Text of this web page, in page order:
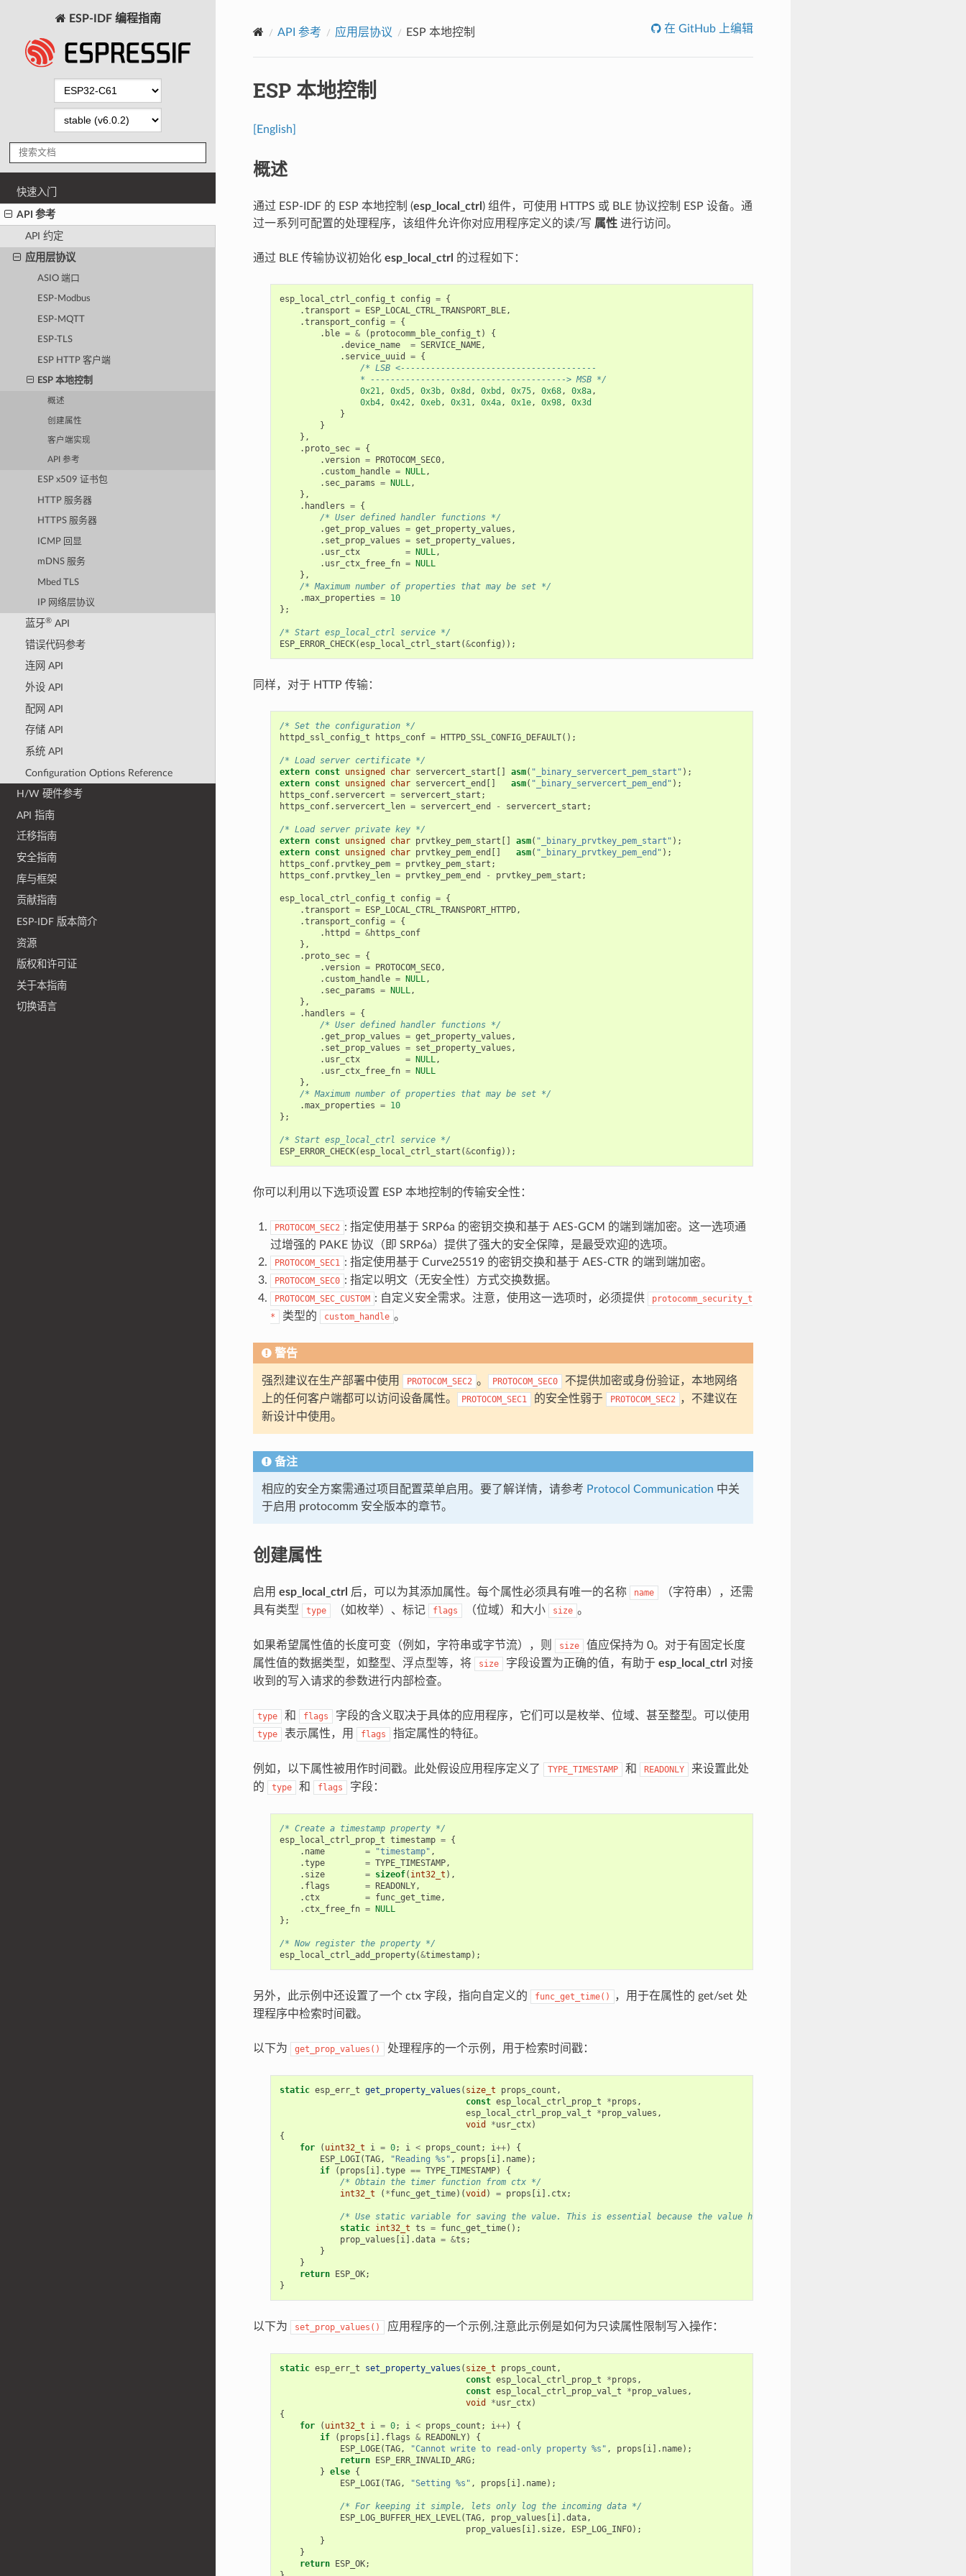
ESP-IDF 编程指南
快速入门
API 参考
API 约定
应用层协议
ASIO 端口
ESP-Modbus
ESP-MQTT
ESP-TLS
ESP HTTP 客户端
ESP 本地控制
概述
创建属性
客户端实现
API 参考
ESP x509 证书包
HTTP 服务器
HTTPS 服务器
ICMP 回显
mDNS 服务
Mbed TLS
IP 网络层协议
蓝牙®API
错误代码参考
连网 API
外设 API
配网 API
存储 API
系统 API
Configuration Options Reference
H/W 硬件参考
API 指南
迁移指南
安全指南
库与框架
贡献指南
ESP-IDF 版本简介
资源
版权和许可证
关于本指南
切换语言
API 参考 应用层协议 ESP 本地控制 在 GitHub 上编辑
ESP 本地控制
[English]
概述
通过 ESP-IDF 的 ESP 本地控制 (esp_local_ctrl ) 组件，可使用 HTTPS 或 BLE 协议控制 ESP 设备。通
过一系列可配置的处理程序，该组件允许你对应用程序定义的读/写 属性进行访问。
通过 BLE 传输协议初始化 esp_local_ctrl 的过程如下：
esp_local_ctrl_config_t config = {
.transport = ESP_LOCAL_CTRL_TRANSPORT_BLE,
.transport_config = {
. ble = & ( protocomm_ble_config_t )
{
.device_name = SERVICE_NAME,
. service_uuid = {
/* LSB <---------------------------------------
                * ---------------------------------------> MSB */
0x21, 0xd5, 0x3b, 0x8d , 0xbd , 0x75, 0x68, 0x8a,
0xb4, 0x42, 0xeb, 0x31, 0x4a, 0x1e, 0x98,
0x3d
}
}
},
. proto_sec = {
.version = PROTOCOM_SEC0,
. custom_handle = NULL,
. sec_params = NULL,
},
. handlers = {
/* User defined handler functions */
.get_prop_values = get_property_values ,
. set_prop_values = set_property_values ,
. usr_ctx = NULL,
. usr_ctx_free_fn = NULL
},
/* Maximum number of properties that may be set */
.max_properties = 10
};
/* Start esp_local_ctrl service */
ESP_ERROR_CHECK(esp_local_ctrl_start (&config ));
同样，对于 HTTP 传输：
/* Set the configuration */
httpd_ssl_config_t
https_conf = HTTPD_SSL_CONFIG_DEFAULT();
/* Load server certificate */
extern const unsigned char servercert_start [] asm( "_binary_servercert_pem_start" );
extern const unsigned char servercert_end [] asm( "_binary_servercert_pem_end" );
https_conf. servercert = servercert_start ;
https_conf. servercert_len = servercert_end - servercert_start ;
/* Load server private key */
extern const unsigned char prvtkey_pem_start [] asm( "_binary_prvtkey_pem_start" );
extern const unsigned char prvtkey_pem_end [] asm( "_binary_prvtkey_pem_end" );
https_conf. prvtkey_pem = prvtkey_pem_start ;
https_conf. prvtkey_len = prvtkey_pem_end - prvtkey_pem_start ;
esp_local_ctrl_config_t config = {
.transport = ESP_LOCAL_CTRL_TRANSPORT_HTTPD,
.transport_config = {
. httpd = &https_conf
},
. proto_sec = {
.version = PROTOCOM_SEC0,
. custom_handle = NULL,
. sec_params = NULL,
},
. handlers = {
/* User defined handler functions */
.get_prop_values = get_property_values ,
. set_prop_values = set_property_values ,
. usr_ctx = NULL,
. usr_ctx_free_fn = NULL
},
/* Maximum number of properties that may be set */
.max_properties = 10
};
/* Start esp_local_ctrl service */
ESP_ERROR_CHECK(esp_local_ctrl_start (&config ));
你可以利用以下选项设置 ESP 本地控制的传输安全性：
PROTOCOM_SEC2 : 指定使用基于 SRP6a 的密钥交换和基于 AES-GCM 的端到端加密。这一选项通
过增强的 PAKE 协议（即 SRP6a）提供了强大的安全保障，是最受欢迎的选项。
PROTOCOM_SEC1 : 指定使用基于 Curve25519 的密钥交换和基于 AES-CTR 的端到端加密。
PROTOCOM_SEC0 : 指定以明文（无安全性）方式交换数据。
PROTOCOM_SEC_CUSTOM : 自定义安全需求。注意，使用这一选项时，必须提供
protocomm_security_t
*
类型的 custom_handle 。
警告
强烈建议在生产部署中使用 PROTOCOM_SEC2 。 PROTOCOM_SEC0
不提供加密或身份验证，本地网络
上的任何客户端都可以访问设备属性。
PROTOCOM_SEC1 的安全性弱于 PROTOCOM_SEC2 ，不建议在
新设计中使用。
备注
相应的安全方案需通过项目配置菜单启用。要了解详情，请参考 Protocol Communication 中关
于启用 protocomm 安全版本的章节。
创建属性
启用 esp_local_ctrl 后，可以为其添加属性。每个属性必须具有唯一的名称 name
（字符串），还需
具有类型
type （如枚举）、标记 flags （位域）和大小 size 。
如果希望属性值的长度可变（例如，字符串或字节流），则 size
值应保持为 0。对于有固定长度
属性值的数据类型，如整型、浮点型等，将
size 字段设置为正确的值，有助于 esp_local_ctrl 对接
收到的写入请求的参数进行内部检查。
type 和 flags 字段的含义取决于具体的应用程序，它们可以是枚举、位域、甚至整型。可以使用
type 表示属性，用 flags 指定属性的特征。
例如，以下属性被用作时间戳。此处假设应用程序定义了 TYPE_TIMESTAMP 和 READONLY
来设置此处
的
type 和 flags 字段：
/* Create a timestamp property */
esp_local_ctrl_prop_t timestamp = {
. name = "timestamp" ,
.type = TYPE_TIMESTAMP,
. size = sizeof( int32_t ),
. flags = READONLY,
. ctx = func_get_time,
. ctx_free_fn = NULL
};
/* Now register the property */
esp_local_ctrl_add_property(&timestamp);
另外，此示例中还设置了一个 ctx 字段，指向自定义的 func_get_time()
，用于在属性的 get/set 处
理程序中检索时间戳。
以下为 get_prop_values() 处理程序的一个示例，用于检索时间戳：
static esp_err_t get_property_values ( size_t props_count ,
const esp_local_ctrl_prop_t *props ,
esp_local_ctrl_prop_val_t
*prop_values ,
void
*usr_ctx)
{
for
( uint32_t i = 0; i < props_count ; i++)
{
ESP_LOGI (TAG, "Reading %s" , props [i]. name);
if
( props [i].type == TYPE_TIMESTAMP)
{
/* Obtain the timer function from ctx */
int32_t
( *func_get_time)(void ) = props [i]. ctx;
/* Use static variable for saving the value. This is essential because the value has to be valid even after this function
static int32_t ts = func_get_time();
prop_values [i].data = &ts ;
}
}
return ESP_OK;
}
以下为 set_prop_values() 应用程序的一个示例,注意此示例是如何为只读属性限制写入操作：
static esp_err_t set_property_values ( size_t props_count ,
const esp_local_ctrl_prop_t *props ,
const esp_local_ctrl_prop_val_t *prop_values ,
void
*usr_ctx)
{
for
( uint32_t i = 0; i < props_count ; i++)
{
if
( props [i]. flags & READONLY)
{
ESP_LOGE(TAG, "Cannot write to read-only property %s" , props [i]. name);
return ESP_ERR_INVALID_ARG;
} else {
ESP_LOGI (TAG, "Setting %s" , props [i]. name);
/* For keeping it simple, lets only log the incoming data */
ESP_LOG_BUFFER_HEX_LEVEL(TAG, prop_values [i].data,
prop_values [i]. size, ESP_LOG_INFO);
}
}
return ESP_OK;